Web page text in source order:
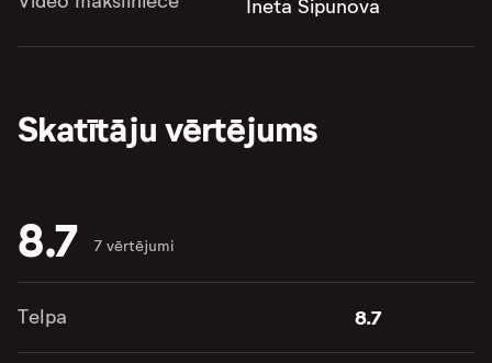
Ineta Sipunova
Skatītāju vērtējums
8.7 7 vērtējumi
Telpa 8.7